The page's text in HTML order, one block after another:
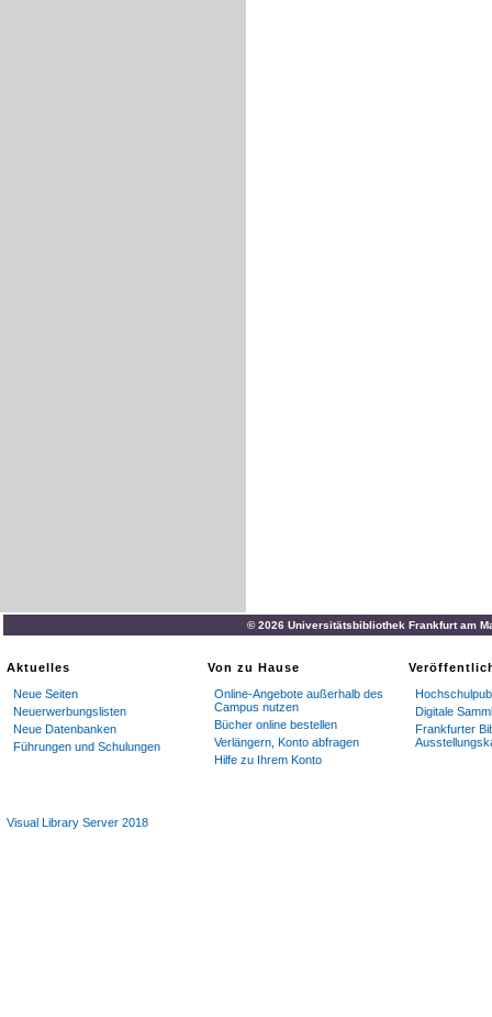
© 2026 Universitätsbibliothek Frankfurt am
Aktuelles
Neue Seiten
Neuerwerbungslisten
Neue Datenbanken
Führungen und Schulungen
Von zu Hause
Online-Angebote außerhalb des
Campus nutzen
Bücher online bestellen
Verlängern, Konto abfragen
Hilfe zu Ihrem Konto
Digitale
Frankfurter
Visual Library Server 2018